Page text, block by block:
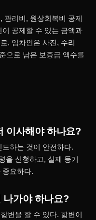
관리비, 원상회복비 공제
공제할 수 있는 금액과
, 임차인은 사진, 수리
으로 남은 보증금 액수를
이사해야 하나요?
하는 것이 안전하다.
을 신청하고, 실제 등기
중요하다.
나가야 하나요?
변을 할 수 있다. 항변이